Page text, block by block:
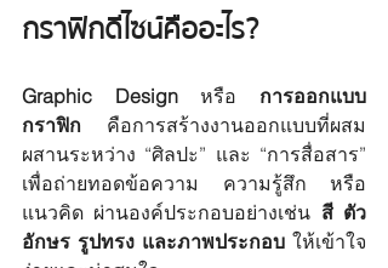
กราฟิกดีไซน์ คืออะไร?
Graphic Design หรือ การออกแบบ
กราฟิก คือการสร้างงานออกแบบที่ผสม
ผสานระหว่าง “ศิลปะ” และ “การสื่อสาร”
เพื่อถ่ายทอดข้อความ ความรู้สึก หรือ
แนวคิด ผ่านองค์ประกอบอย่างเช่น สี ตัว
อักษร รูปทรง และภาพประกอบ ให้เข้าใจ